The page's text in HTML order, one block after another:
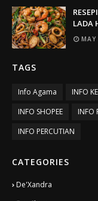
LADA
TAGS
Info Agama INFO
INFO SHOPEE
INFO
INFO PERCUTIAN
CATEGORIES
De'Xandra